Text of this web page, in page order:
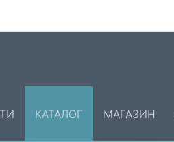
КАТАЛОГ МАГАЗИН